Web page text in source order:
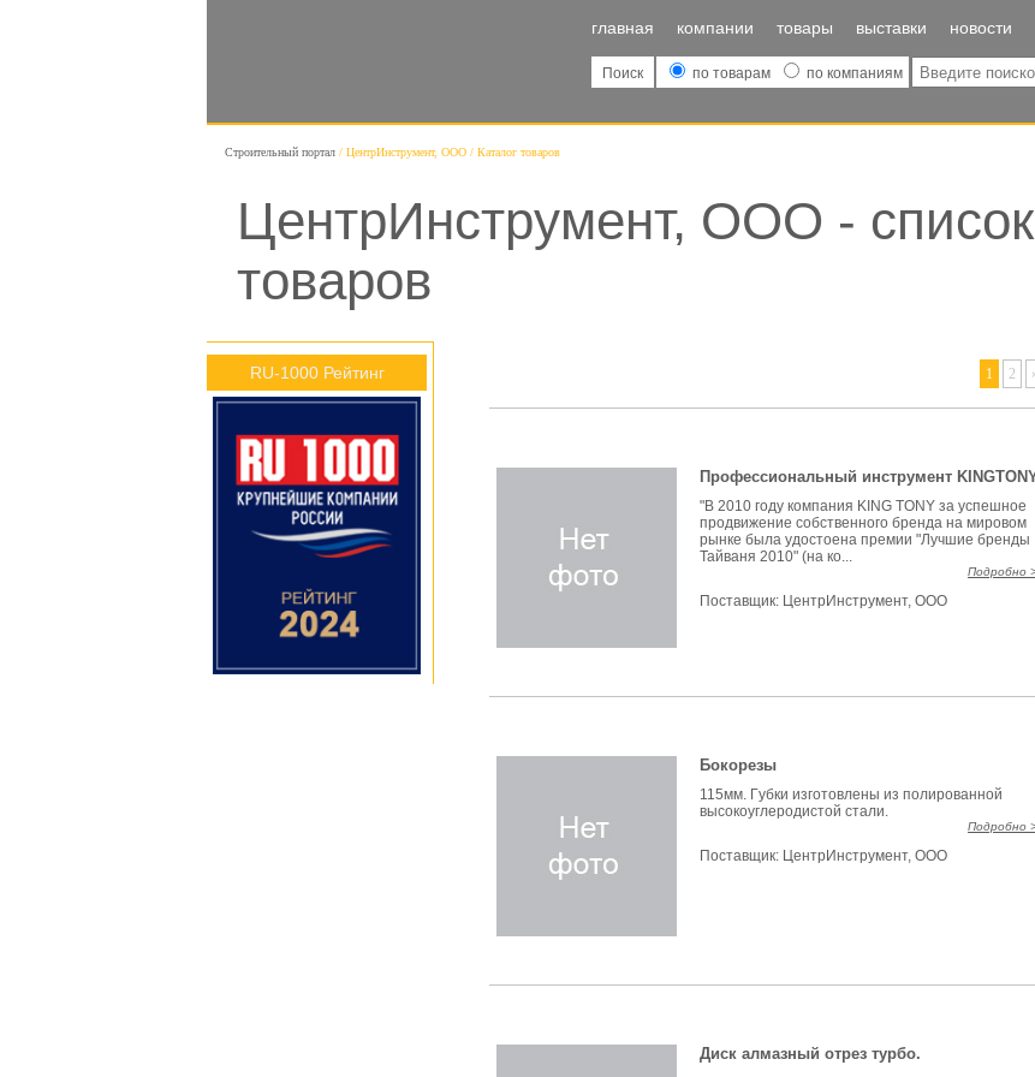
главная компании товары выставки новости
Поиск по товарам по компаниям
Строительный портал ЦентрИнструмент, ООО Каталог товаров
ЦентрИнструмент, ООО - список
товаров
RU-1000 Рейтинг 1 2
Профессиональный инструмент
"В 2010 году компания KING TONY за успешное
продвижение собственного бренда на мировом
рынке была удостоена премии "Лучшие бренды
Тайваня 2010" (на ко...
Подробно
Поставщик: ЦентрИнструмент, ООО
Бокорезы
115мм. Гyбки изготовлeны из полированной
высокоуглеродистой стали.
Подробно
Поставщик: ЦентрИнструмент, ООО
Диск алмазный отрез турбо.